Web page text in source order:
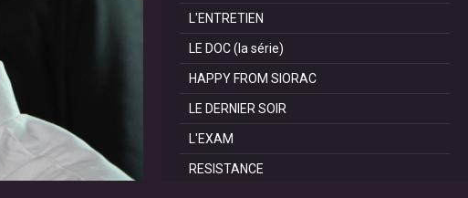
L'ENTRETIEN
LE DOC (la série)
HAPPY FROM SIORAC
LE DERNIER SOIR
L'EXAM
RESISTANCE